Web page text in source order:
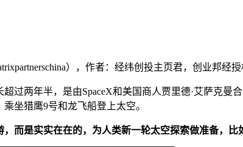
），作者：经纬创投主页君，创业邦经授
过两年半，是由SpaceX和美国商人贾里德·艾萨克曼
坐猎鹰9号和龙飞船登上太空。
而是实实在在的，为人类新一轮太空探索做准备，比